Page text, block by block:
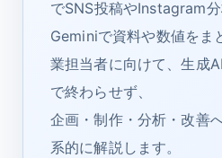
でSNS投稿やInstagram分
Geminiで資料や数値をま
業担当者に向けて、生成
で終わらせず、
企画・制作・分析・改善
系的に解説します。